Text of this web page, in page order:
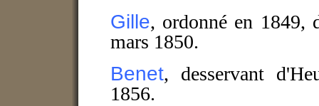
Gille, ordonné en 1849,
mars 1850.
Benet, desservant
1856.